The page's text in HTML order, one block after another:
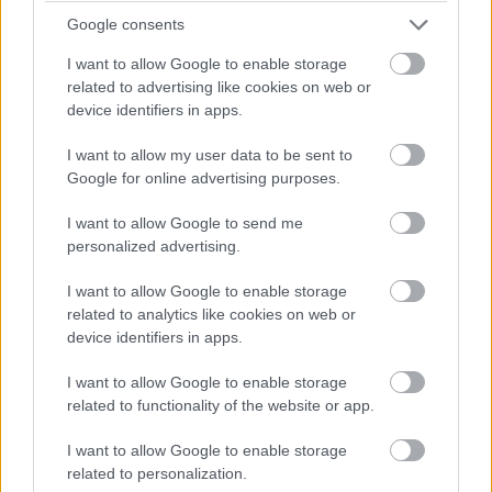
Google consents
I want to allow Google to enable storage
related to advertising like cookies on web or
device identifiers in apps.
I want to allow my user data to be sent to
Google for online advertising purposes.
I want to allow Google to send me
personalized advertising.
I want to allow Google to enable storage
related to analytics like cookies on web or
device identifiers in apps.
I want to allow Google to enable storage
related to functionality of the website or app.
I want to allow Google to enable storage
related to personalization.
Balogh Tamás
Newey biztos benne, hogy Alonso marad az
Aston Martinnál
élvezi, hogy az Aston Martin projekt részese lehet, és biztos
benne, hogy ez a jövőben is így marad. Bár a korábbi hetekben
felröppentek találgatások arról, hogy a kétszeres F1-es
hoz, maga a spanyol többször is hűségesküt tett az Aston
mellett – igaz, a szavai azért arra engednek következtetni, hogy
az még nem dőlt el, hogy versenyzői minőségben teszi-e ezt,
mivel utalt rá, hogy az új szabályrendszerben már nem élvezi
annyira a vezetést mindig.